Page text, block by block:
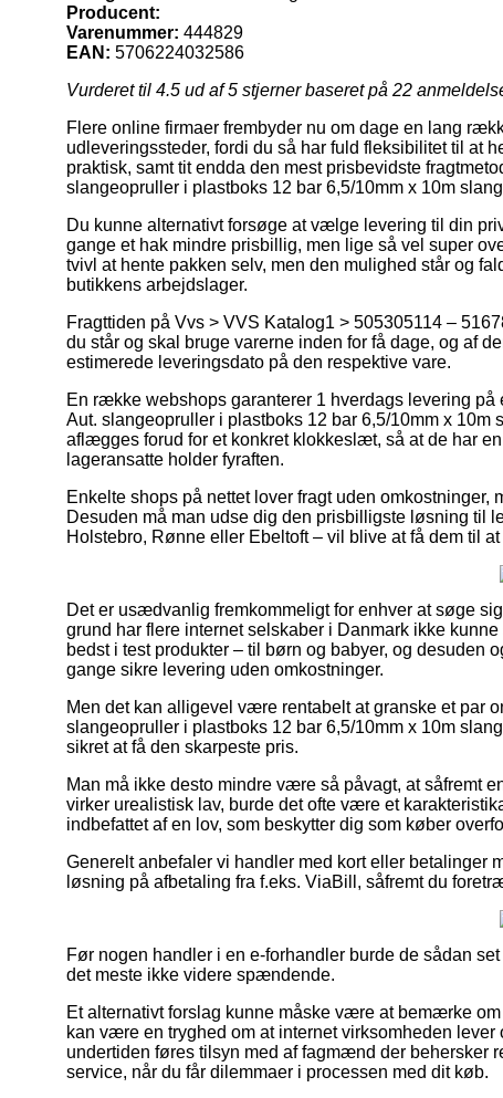
Producent:
Varenummer: 444829
EAN: 5706224032586
Vurderet til 4.5 ud af 5 stjerner baseret på 22
Flere online firmaer frembyder nu om dage en lang
udleveringssteder, fordi du så har fuld fleksibilitet til at
praktisk, samt tit endda den mest prisbevidste
slangeopruller i plastboks 12 bar 6,5/10mm x 10m
Du kunne alternativt forsøge at vælge levering til din
gange et hak mindre prisbillig, men lige så vel super
tvivl at hente pakken selv, men den mulighed står og
butikkens arbejdslager.
Fragttiden på Vvs > VVS Katalog1 > 505305114 –
du står og skal bruge varerne inden for få dage, og af
estimerede leveringsdato på den respektive vare.
En række webshops garanterer 1 hverdags levering
Aut. slangeopruller i plastboks 12 bar 6,5/10mm x 10m
aflægges forud for et konkret klokkeslæt, så at de har
lageransatte holder fyraften.
Enkelte shops på nettet lover fragt uden
Desuden må man udse dig den prisbilligste løsning til
Holstebro, Rønne eller Ebeltoft – vil blive at få dem til
Det er usædvanlig fremkommeligt for enhver at søge
grund har flere internet selskaber i Danmark ikke
bedst i test produkter – til børn og babyer, og desuden
gange sikre levering uden omkostninger.
Men det kan alligevel være rentabelt at granske et par
slangeopruller i plastboks 12 bar 6,5/10mm x 10m
sikret at få den skarpeste pris.
Man må ikke desto mindre være så påvagt, at såfremt
virker urealistisk lav, burde det ofte være et
indbefattet af en lov, som beskytter dig som køber
Generelt anbefaler vi handler med kort eller betalinger
løsning på afbetaling fra f.eks. ViaBill, såfremt du
Før nogen handler i en e-forhandler burde de sådan
det meste ikke videre spændende.
Et alternativt forslag kunne måske være at bemærke
kan være en tryghed om at internet virksomheden
undertiden føres tilsyn med af fagmænd der
service, når du får dilemmaer i processen med dit køb.